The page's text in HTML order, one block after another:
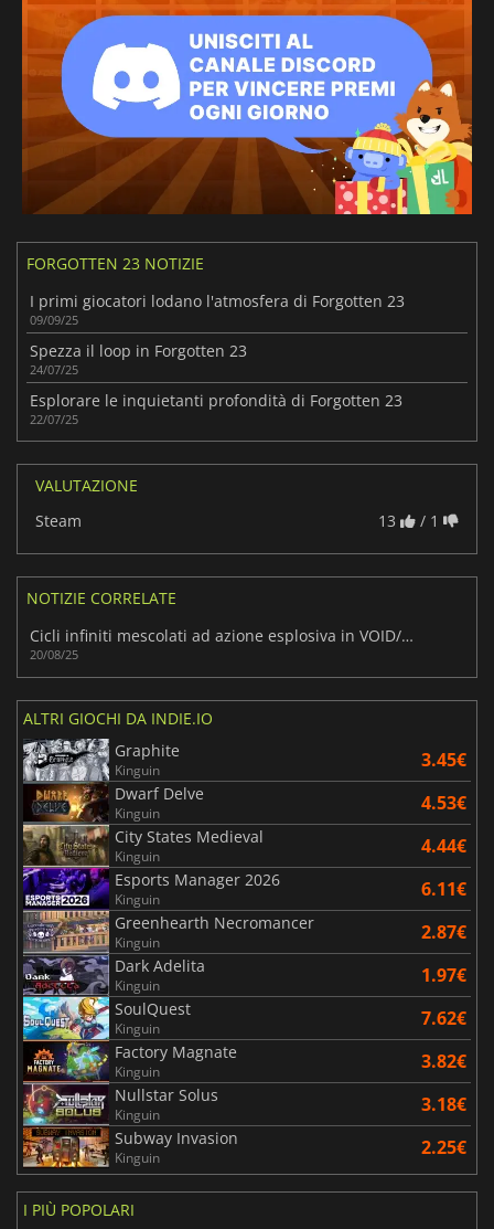
FORGOTTEN 23 NOTIZIE
I primi giocatori lodano l'atmosfera di Forgotten 23
09/09/25
Spezza il loop in Forgotten 23
24/07/25
Esplorare le inquietanti profondità di Forgotten 23
22/07/25
VALUTAZIONE
Steam
13 / 1
NOTIZIE CORRELATE
Cicli infiniti mescolati ad azione esplosiva in VOID/BREAKER
20/08/25
ALTRI GIOCHI DA INDIE.IO
Graphite
Kinguin 3.45€
Dwarf Delve
Kinguin 4.53€
City States Medieval
Kinguin 4.44€
Esports Manager 2026
Kinguin 6.11€
Greenhearth Necromancer
Kinguin 2.87€
Dark Adelita
Kinguin 1.97€
SoulQuest
Kinguin 7.62€
Factory Magnate
Kinguin 3.82€
Nullstar Solus
Kinguin 3.18€
Subway Invasion
Kinguin 2.25€
I PIÙ POPOLARI